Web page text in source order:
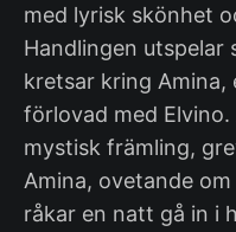
med lyrisk skönhet
Handlingen utspelar
kretsar kring Amina,
förlovad med
mystisk främling,
Amina, ovetande
råkar en natt gå in i